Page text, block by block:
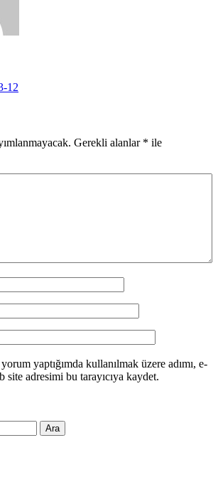
12
Gerekli alanlar * ile
yaptığımda kullanılmak üzere adımı, e-
site adresimi bu tarayıcıya kaydet.